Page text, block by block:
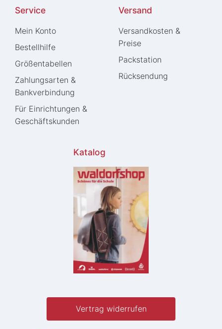
Service
Mein Konto
Bestellhilfe
Größentabellen
Zahlungsarten &
Bankverbindung
Für Einrichtungen &
Geschäftskunden
Versand
Versandkosten &
Preise
Packstation
Rücksendung
Katalog
Vertrag widerrufen